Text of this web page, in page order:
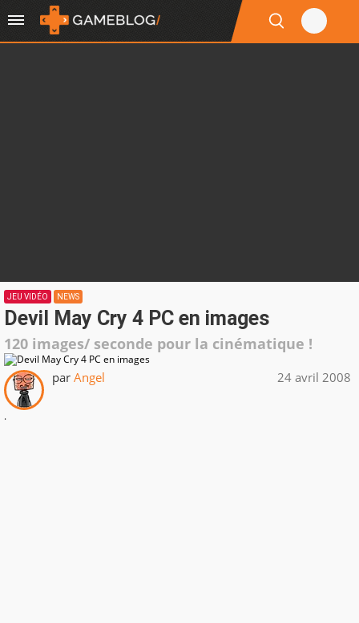
JEU VIDÉO NEWS
Devil May Cry 4 PC en images
120 images/ seconde pour la cinématique !
par Angel 24 avril 2008
.